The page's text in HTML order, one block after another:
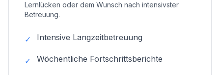
Lernlücken oder dem Wunsch nach intensivster
Betreuung.
✓ Intensive Langzeitbetreuung
✓ Wöchentliche Fortschrittsberichte